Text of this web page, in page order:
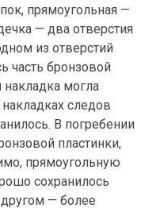
прямоугольная —
— два отверстия
из отверстий
часть бронзовой
могла
следов
В погребении
пластинки,
прямоугольную
сохранилось
— более